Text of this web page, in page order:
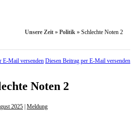
Unsere Zeit » Politik » Schlechte Noten 2
Diesen Beitrag per E-Mail versenden
Noten 2
2025 Meldung